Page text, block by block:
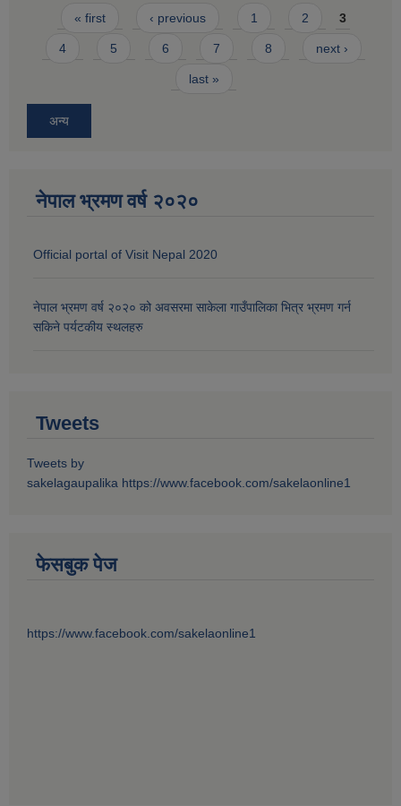
Pages
« first ‹ previous 1 2 3
4 5 6 7 8 next ›
last »
अन्य
नेपाल भ्रमण वर्ष २०२०
Official portal of Visit Nepal 2020
नेपाल भ्रमण वर्ष २०२० को अवसरमा साकेला गाउँपालिका भित्र भ्रमण गर्न
सकिने पर्यटकीय स्थलहरु
Tweets
Tweets by
sakelagaupalika https://www.facebook.com/sakelaonline1
फेसबुक पेज
https://www.facebook.com/sakelaonline1